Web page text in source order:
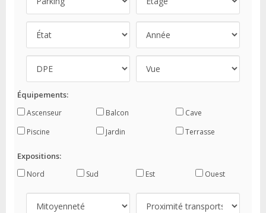
Équipements:
Ascenseur Balcon
Cave
Piscine
Jardin Terrasse
Expositions:
Nord Sud Est Ouest